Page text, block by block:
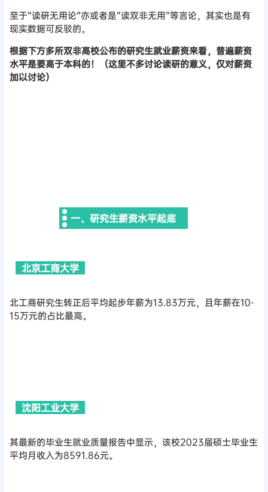
至于“读研无用论”亦或者是“读双非无用”等言论，其实也是有
现实数据可反驳的。
根据下方多所双非高校公布的研究生就业薪资来看，普遍薪资
水平是要高于本科的！（这里不多讨论读研的意义，仅对薪资
加以讨论）
一、研究生薪资水平起底
北京工商大学
北工商研究生转正后平均起步年薪为13.83万元，且年薪在10-
15万元的占比最高。
沈阳工业大学
其最新的毕业生就业质量报告中显示，该校2023届硕士毕业生
平均月收入为8591.86元。